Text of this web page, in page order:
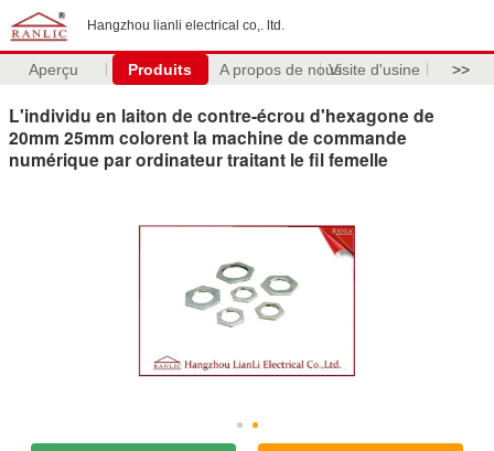
Hangzhou lianli electrical co,. ltd.
Aperçu Produits A propos de nousVisite d'usine >>
L'individu en laiton de contre-écrou d'hexagone de
20mm 25mm colorent la machine de commande
numérique par ordinateur traitant le fil femelle